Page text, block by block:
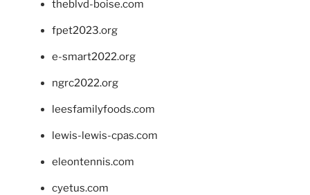
theblvd-boise.com
fpet2023.org
e-smart2022.org
ngrc2022.org
leesfamilyfoods.com
lewis-lewis-cpas.com
eleontennis.com
cyetus.com